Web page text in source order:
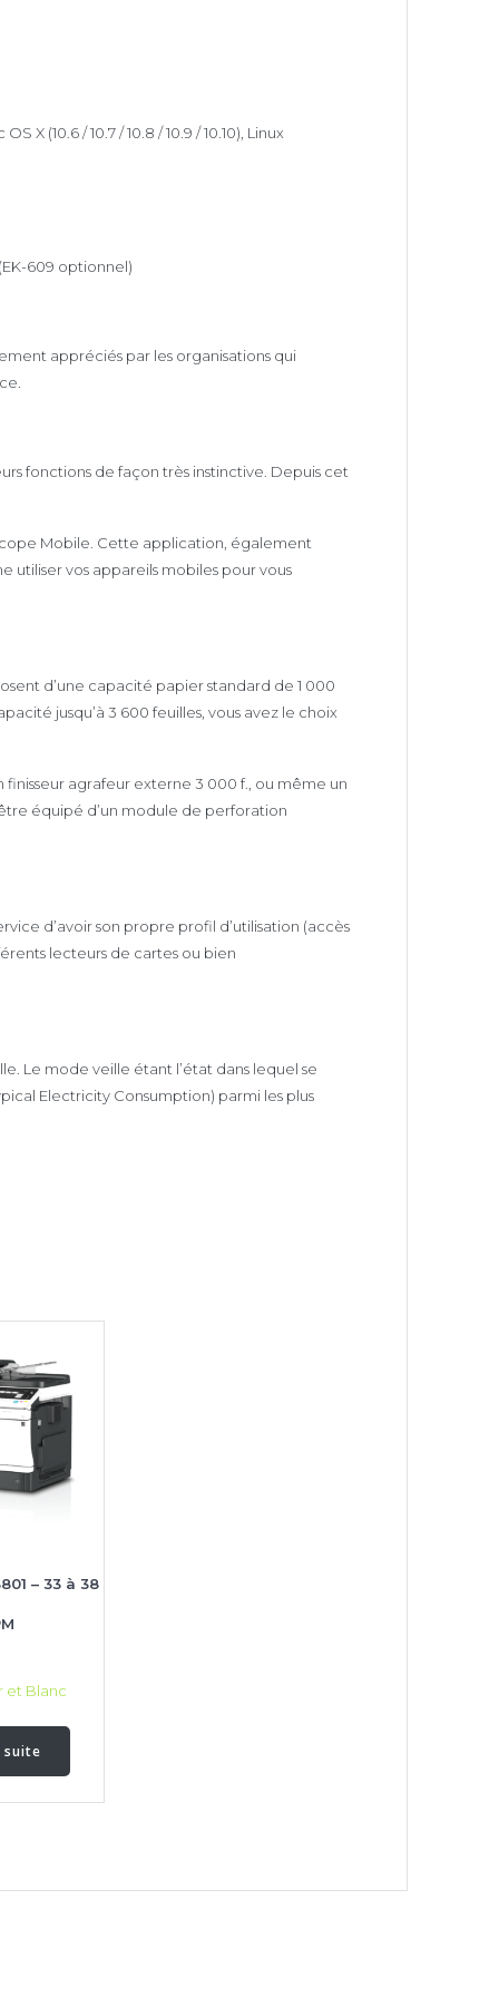
X (10.6 / 10.7 / 10.8 / 10.9 / 10.10), Linux
609 optionnel)
appréciés par les organisations qui
fonctions de façon très instinctive. Depuis cet
Mobile. Cette application, également
utiliser vos appareils mobiles pour vous
d’une capacité papier standard de 1 000
jusqu’à 3 600 feuilles, vous avez le choix
finisseur agrafeur externe 3 000 f., ou même un
équipé d’un module de perforation
d’avoir son propre profil d’utilisation (accès
lecteurs de cartes ou bien
Le mode veille étant l’état dans lequel se
Electricity Consumption) parmi les plus
– 33 à 38
et Blanc
suite